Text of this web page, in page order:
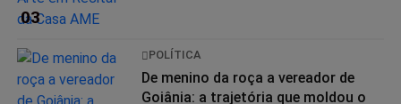
03
POLÍTICA
De menino da roça a vereador de
Goiânia: a trajetória que moldou o